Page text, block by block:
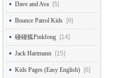
Dave and Ava [5]
Bounce Patrol Kids [9]
碰碰狐Pinkfong [14]
Jack Hartmann [15]
Kids Pages (Easy English) [6]